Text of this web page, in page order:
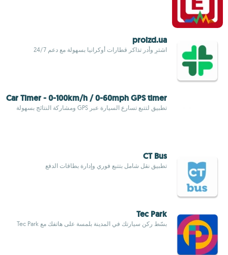
proizd.ua
اشترِ وأدر تذاكر قطارات أوكرانيا بسهولة مع دعم 24/7
Car Timer - 0-100km/h / 0-60mph GPS timer
تطبيق لتتبع تسارع السيارة عبر GPS ومشاركة النتائج بسهولة
CT Bus
تطبيق نقل شامل بتتبع فوري وإدارة بطاقات الدفع
Tec Park
بسّط ركن سيارتك في المدينة بلمسة على هاتفك مع Tec Park